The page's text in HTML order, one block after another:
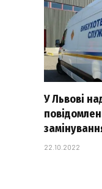
У Львові
22.10.2022